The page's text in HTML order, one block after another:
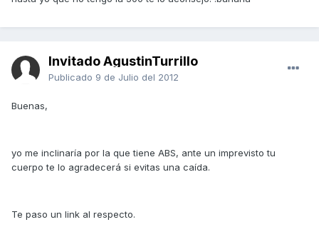
Invitado AgustinTurrillo
Publicado 9 de Julio del 2012
Buenas,
yo me inclinaría por la que tiene ABS, ante un imprevisto tu
cuerpo te lo agradecerá si evitas una caída.
Te paso un link al respecto.